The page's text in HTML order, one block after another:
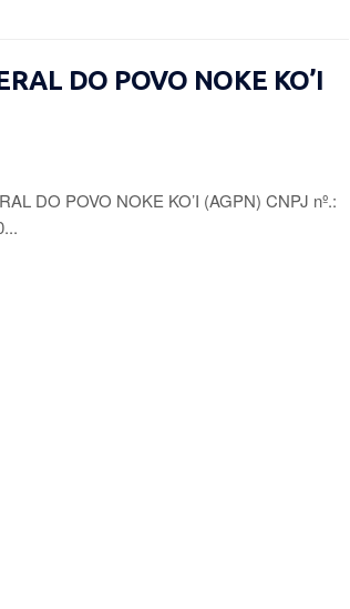
DO POVO NOKE KO’I
DO POVO NOKE KO’I (AGPN) CNPJ nº.: